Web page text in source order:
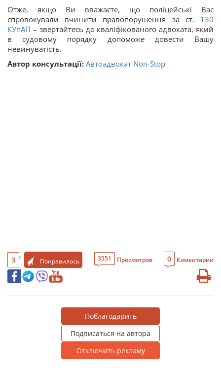
Отже, якщо Ви вважаєте, що поліцейські Вас
спровокували вчинити правопорушення за ст. 130
КУпАП – звертайтесь до кваліфікованого адвоката, який
в судовому порядку допоможе довести Вашу
невинуватість.
Автор консультації: Автоадвокат Non-Stop
3 Понравилось 3551 Просмотров 0 Коментарии
Поблагодарить
Подписаться на автора
Отключить рекламу